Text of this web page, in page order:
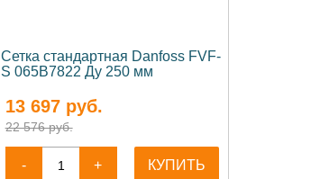
Сетка стандартная Danfoss FVF-
S 065B7822 Ду 250 мм
13 697руб.
22 576 руб.
- + КУПИТЬ